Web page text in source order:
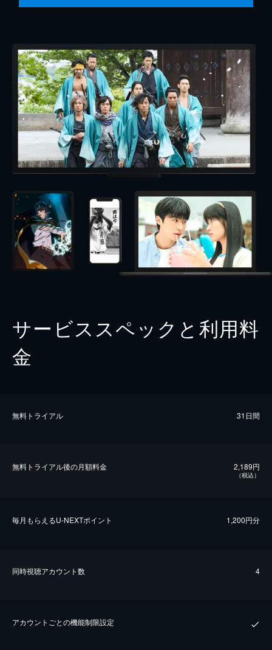
サービススペックと利用料
金
無料トライアル 31日間
無料トライアル後の⽉額料金 2,189円
（税込）
毎⽉もらえるU-NEXTポイント 1,200円分
同時視聴アカウント数 4
アカウントごとの機能制限設定